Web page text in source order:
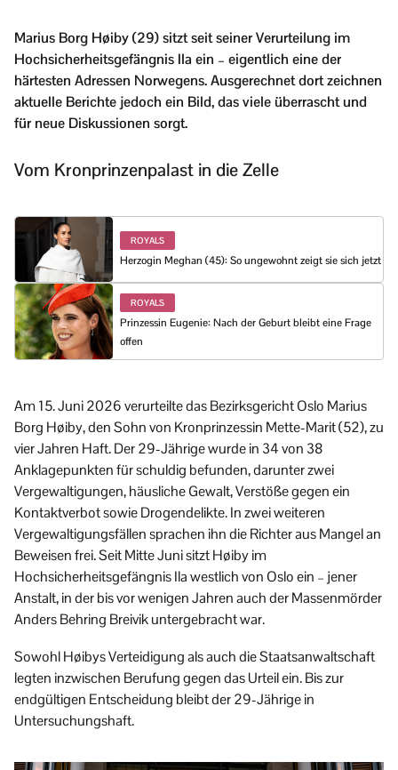
Marius Borg Høiby (29) sitzt seit seiner Verurteilung im
Hochsicherheitsgefängnis Ila ein – eigentlich eine der
härtesten Adressen Norwegens. Ausgerechnet dort zeichnen
aktuelle Berichte jedoch ein Bild, das viele überrascht und
für neue Diskussionen sorgt.
Vom Kronprinzenpalast in die Zelle
ROYALS
Herzogin Meghan (45): So ungewohnt zeigt sie sich jetzt
ROYALS
Prinzessin Eugenie: Nach der Geburt bleibt eine Frage
offen
Am 15. Juni 2026 verurteilte das Bezirksgericht Oslo Marius
Borg Høiby, den Sohn von Kronprinzessin Mette-Marit (52), zu
vier Jahren Haft. Der 29-Jährige wurde in 34 von 38
Anklagepunkten für schuldig befunden, darunter zwei
Vergewaltigungen, häusliche Gewalt, Verstöße gegen ein
Kontaktverbot sowie Drogendelikte. In zwei weiteren
Vergewaltigungsfällen sprachen ihn die Richter aus Mangel an
Beweisen frei. Seit Mitte Juni sitzt Høiby im
Hochsicherheitsgefängnis Ila westlich von Oslo ein – jener
Anstalt, in der bis vor wenigen Jahren auch der Massenmörder
Anders Behring Breivik untergebracht war.
Sowohl Høibys Verteidigung als auch die Staatsanwaltschaft
legten inzwischen Berufung gegen das Urteil ein. Bis zur
endgültigen Entscheidung bleibt der 29-Jährige in
Untersuchungshaft.